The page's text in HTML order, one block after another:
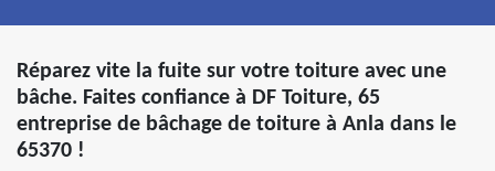
Réparez vite la fuite sur votre toiture avec une
bâche. Faites confiance à DF Toiture, 65
entreprise de bâchage de toiture à Anla dans le
65370 !